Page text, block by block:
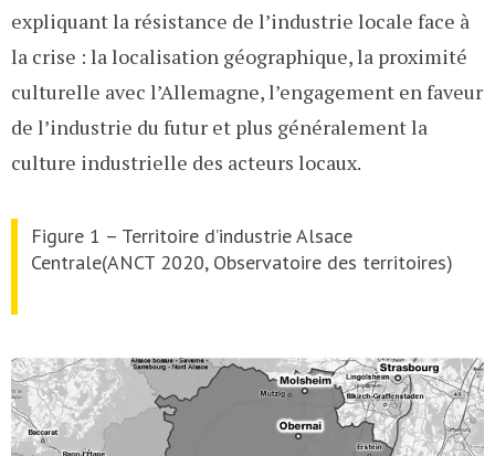
expliquant la résistance de l’industrie locale face à
la crise : la localisation géographique, la proximité
culturelle avec l’Allemagne, l’engagement en faveur
de l’industrie du futur et plus généralement la
culture industrielle des acteurs locaux.
Figure 1 – Territoire d’industrie Alsace
Centrale(ANCT 2020, Observatoire des territoires)